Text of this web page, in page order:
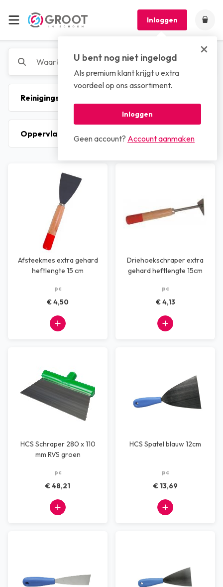
Inloggen
U bent nog niet ingelogd
Als premium klant krijgt u extra
voordeel op ons assortiment.
Inloggen
Geen account? Account aanmaken
Afsteekmes extra gehard
heftlengte 15 cm
pc
€ 4,50
Driehoekschraper extra
gehard heftlengte 15cm
pc
€ 4,13
HCS Schraper 280 x 110
mm RVS groen
pc
€ 48,21
HCS Spatel blauw 12cm
pc
€ 13,69